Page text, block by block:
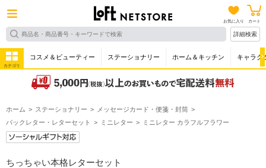
お気に入り カート
詳細検索
カテゴリ
コスメ＆ビューティー ステーショナリー ホーム＆キッチン キャラク
ホーム ステーショナリー
メッセージカード・便箋・封筒
パックレター・レターセット
ミニレター ミニレター カラフルフラワー
ちっちゃい本格レターセット